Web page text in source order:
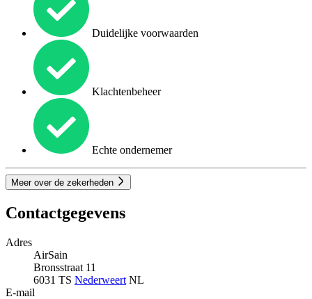
Duidelijke voorwaarden
Klachtenbeheer
Echte ondernemer
Meer over de zekerheden
Contactgegevens
Adres
AirSain
Bronsstraat 11
6031 TS Nederweert NL
E-mail